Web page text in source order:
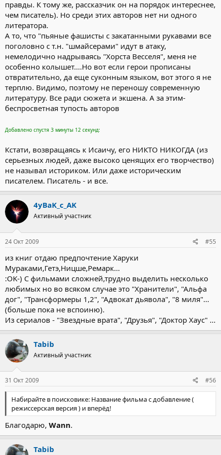
правды. К тому же, рассказчик он на порядок интереснее,
чем писатель). Но среди этих авторов нет ни одного
литератора.
А то, что "пьяные фашисты с закатанными рукавами все
поголовно с т.н. "шмайсерами" идут в атаку,
немелодично надрываясь "Хорста Весселя", меня не
особенно колышет....Но вот если герои прописаны
отвратительно, да еще суконным языком, вот этого я не
терплю. Видимо, поэтому не переношу современную
литературу. Все ради сюжета и экшена. А за этим-
беспросветная тупость авторов
Добавлено спустя 3 минуты 12 секунд:
Кстати, возвращаясь к Исаичу, его НИКТО НИКОГДА (из
серьезных людей, даже высоко ценящих его творчество)
не называл историком. Или даже историческим
писателем. Писатель - и все.
4yBaK_c_AK
Активный участник
24 Окт 2009 #55
из книг отдаю предпочтение Харуки
Мураками,Гетэ,Ницше,Ремарк...
:OK-) С фильмами сложней,трудно выделить несколько
любимых но во всяком случае это "Хранители", "Альфа
дог", "Трансформеры 1,2", "Адвокат дьявола", "8 миля"...
(больше пока не вспоиню).
Из сериалов - "Звездные врата", "Друзья", "Доктор Хаус" ...
Tabib
Активный участник
31 Окт 2009 #56
Набирайте в поисковике: Название фильма с добавление (
режиссерская версия ) и вперёд!
Благодарю, Wann.
Tabib